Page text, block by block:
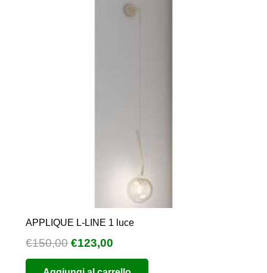
APPLIQUE L-LINE 1 luce
€150,00 Il
prezzo
€123,00
prezzo